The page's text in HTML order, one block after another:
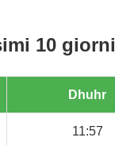
10 giorni
Dhuhr
11:57